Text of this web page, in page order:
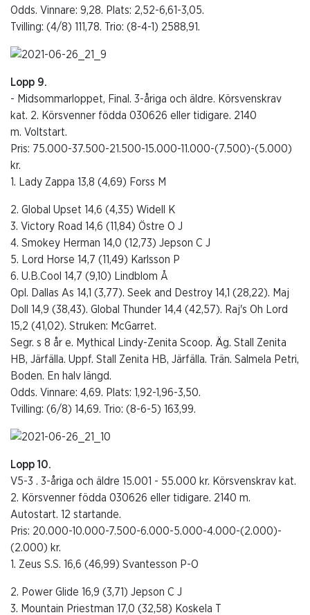
Odds. Vinnare: 9,28. Plats: 2,52-6,61-3,05.
Tvilling: (4/8) 111,78. Trio: (8-4-1) 2588,91.
Lopp 9.
- Midsommarloppet, Final. 3-åriga och äldre. Körsvenskrav
kat. 2. Körsvenner födda 030626 eller tidigare. 2140
m. Voltstart.
Pris: 75.000-37.500-21.500-15.000-11.000-(7.500)-(5.000)
kr.
1. Lady Zappa 13,8 (4,69) Forss M
2. Global Upset 14,6 (4,35) Widell K
3. Victory Road 14,6 (11,84) Östre O J
4. Smokey Herman 14,0 (12,73) Jepson C J
5. Lord Horse 14,7 (11,49) Karlsson P
6. U.B.Cool 14,7 (9,10) Lindblom Å
Opl. Dallas As 14,1 (3,77). Seek and Destroy 14,1 (28,22). Maj
Doll 14,9 (38,43). Global Thunder 14,4 (42,57). Raj's Oh Lord
15,2 (41,02). Struken: McGarret.
Segr. s 8 år e. Mythical Lindy-Zenita Scoop. Äg. Stall Zenita
HB, Järfälla. Uppf. Stall Zenita HB, Järfälla. Trän. Salmela Petri,
Boden. En halv längd.
Odds. Vinnare: 4,69. Plats: 1,92-1,96-3,50.
Tvilling: (6/8) 14,69. Trio: (8-6-5) 163,99.
Lopp 10.
V5-3 . 3-åriga och äldre 15.001 - 55.000 kr. Körsvenskrav kat.
2. Körsvenner födda 030626 eller tidigare. 2140 m.
Autostart. 12 startande.
Pris: 20.000-10.000-7.500-6.000-5.000-4.000-(2.000)-
(2.000) kr.
1. Zeus S.S. 16,6 (46,99) Svantesson P-O
2. Power Glide 16,9 (3,71) Jepson C J
3. Mountain Priestman 17,0 (32,58) Koskela T